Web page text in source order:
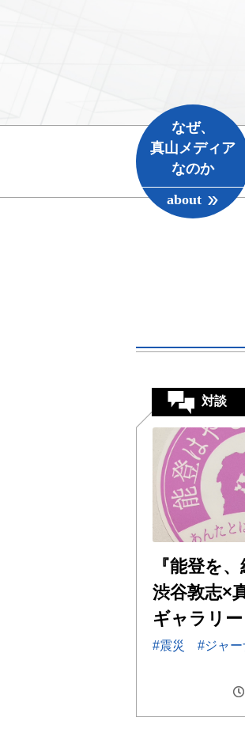
なぜ、
真山メディア
なのか
about
対談
『能登を、
渋谷敦志×
ギャラリ
#震災 #ジャー